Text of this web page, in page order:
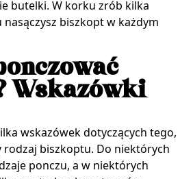
butelki. W korku zrób kilka
biszkopt w każdym
Wskazówki
wskazówek dotyczących tego,
rodzaj biszkoptu. Do niektórych
ponczu, a w niektórych